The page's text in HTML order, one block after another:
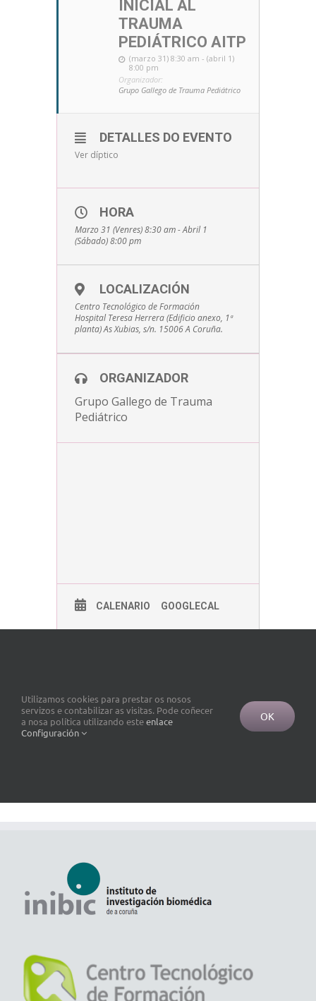
INICIAL AL
TRAUMA
PEDIÁTRICO AITP
(marzo 31) 8:30 am - (abril 1)
8:00 pm
Organizador:
Grupo Gallego de Trauma Pediátrico
DETALLES DO EVENTO
Ver díptico
HORA
Marzo 31 (Venres) 8:30 am - Abril 1
(Sábado) 8:00 pm
LOCALIZACIÓN
Centro Tecnológico de Formación
Hospital Teresa Herrera (Edificio anexo, 1ª
planta) As Xubias, s/n. 15006 A Coruña.
ORGANIZADOR
Grupo Gallego de Trauma
Pediátrico
CALENARIO GOOGLECAL
Utilizamos cookies para prestar os nosos
servizos e contabilizar as visitas. Pode coñecer
a nosa política utilizando esteenlace
Configuración
OK